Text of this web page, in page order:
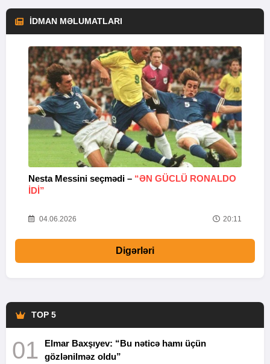
İDMAN MƏLUMATLARI
Nesta Messini seçmədi – “ƏN GÜCLÜ RONALDO
IDI”
04.06.2026 20:11
Digərləri
TOP 5
01
Elmar Baxşıyev: “Bu nəticə hamı üçün
gözlənilməz oldu”